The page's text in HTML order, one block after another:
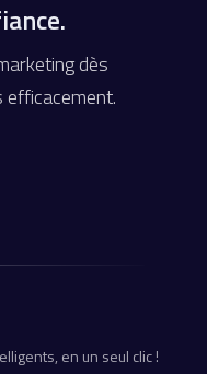
dès
en un seul clic !